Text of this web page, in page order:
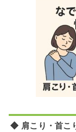
◆ 肩こり・首こ